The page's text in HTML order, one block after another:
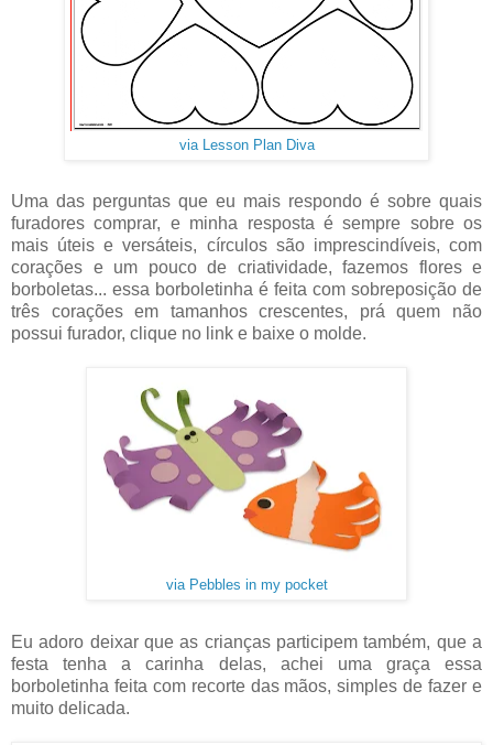
via Lesson Plan Diva
Uma das perguntas que eu mais respondo é sobre quais
furadores comprar, e minha resposta é sempre sobre os
mais úteis e versáteis, círculos são imprescindíveis, com
corações e um pouco de criatividade, fazemos flores e
borboletas... essa borboletinha é feita com sobreposição de
três corações em tamanhos crescentes, prá quem não
possui furador, clique no link e baixe o molde.
via Pebbles in my pocket
Eu adoro deixar que as crianças participem também, que a
festa tenha a carinha delas, achei uma graça essa
borboletinha feita com recorte das mãos, simples de fazer e
muito delicada.